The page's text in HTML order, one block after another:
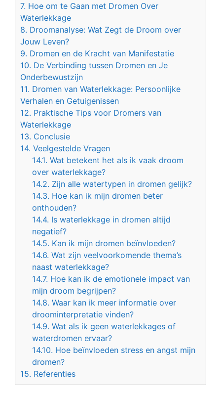
7. Hoe om te Gaan met Dromen Over
Waterlekkage
8. Droomanalyse: Wat Zegt de Droom over
Jouw Leven?
9. Dromen en de Kracht van Manifestatie
10. De Verbinding tussen Dromen en Je
Onderbewustzijn
11. Dromen van Waterlekkage: Persoonlijke
Verhalen en Getuigenissen
12. Praktische Tips voor Dromers van
Waterlekkage
13. Conclusie
14. Veelgestelde Vragen
14.1. Wat betekent het als ik vaak droom
over waterlekkage?
14.2. Zijn alle watertypen in dromen gelijk?
14.3. Hoe kan ik mijn dromen beter
onthouden?
14.4. Is waterlekkage in dromen altijd
negatief?
14.5. Kan ik mijn dromen beïnvloeden?
14.6. Wat zijn veelvoorkomende thema’s
naast waterlekkage?
14.7. Hoe kan ik de emotionele impact van
mijn droom begrijpen?
14.8. Waar kan ik meer informatie over
droominterpretatie vinden?
14.9. Wat als ik geen waterlekkages of
waterdromen ervaar?
14.10. Hoe beïnvloeden stress en angst mijn
dromen?
15. Referenties